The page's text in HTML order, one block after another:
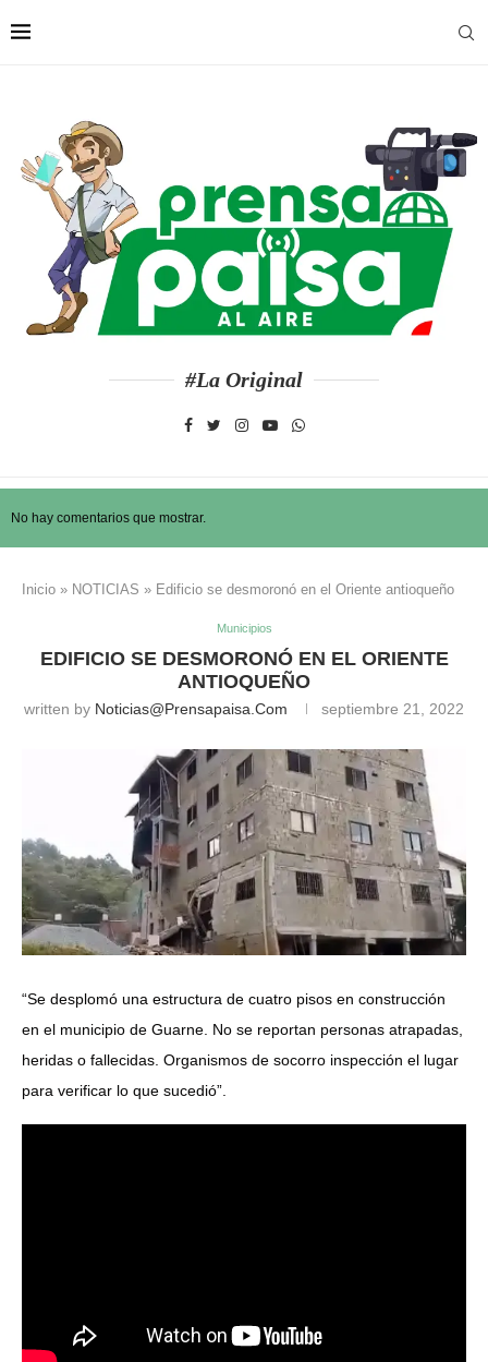
#La Original
No hay comentarios que mostrar.
Inicio » NOTICIAS » Edificio se desmoronó en el Oriente antioqueño
Municipios
EDIFICIO SE DESMORONÓ EN EL ORIENTE
ANTIOQUEÑO
written by Noticias@prensapaisa.com septiembre 21, 2022
“Se desplomó una estructura de cuatro pisos en construcción
en el municipio de Guarne. No se reportan personas atrapadas,
heridas o fallecidas. Organismos de socorro inspección el lugar
para verificar lo que sucedió”.